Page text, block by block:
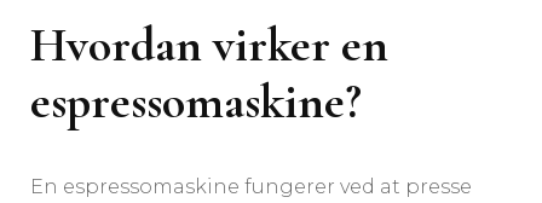
Hvordan virker en
espressomaskine?
En espressomaskine fungerer ved at presse